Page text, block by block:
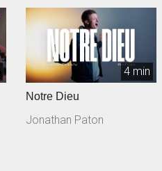
4 min
Notre Dieu
Jonathan Paton